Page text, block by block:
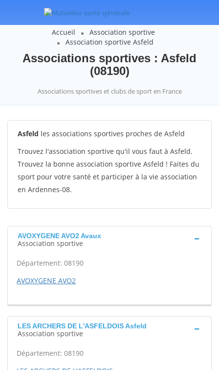
Accueil
Association sportive
Association sportive Asfeld
Associations sportives : Asfeld
(08190)
Associations sportives et clubs de sport en France
Asfeld les associations sportives proches de Asfeld
Trouvez l'association sportive qu'il vous faut à Asfeld.
Trouvez la bonne association sportive Asfeld ! Faites du
sport pour votre santé et participer à la vie association
en Ardennes-08.
AVOXYGENE AVO2 Avaux
Association sportive
Département: 08190
AVOXYGENE AVO2
LES ARCHERS DE L'ASFELDOIS Asfeld
Association sportive
Département: 08190